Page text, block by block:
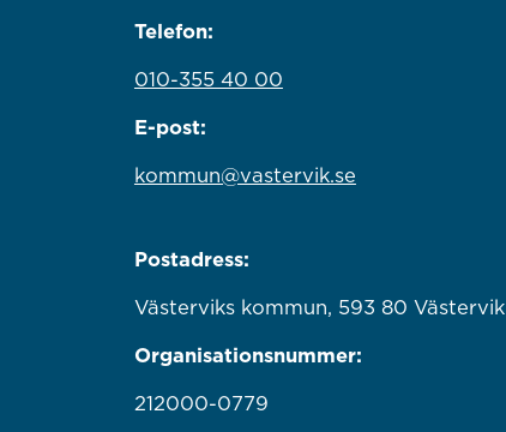
Telefon:
010-355 40 00
E-post:
kommun@vastervik.se
Postadress:
Västerviks kommun, 593 80 Västervik
Organisationsnummer:
212000-0779